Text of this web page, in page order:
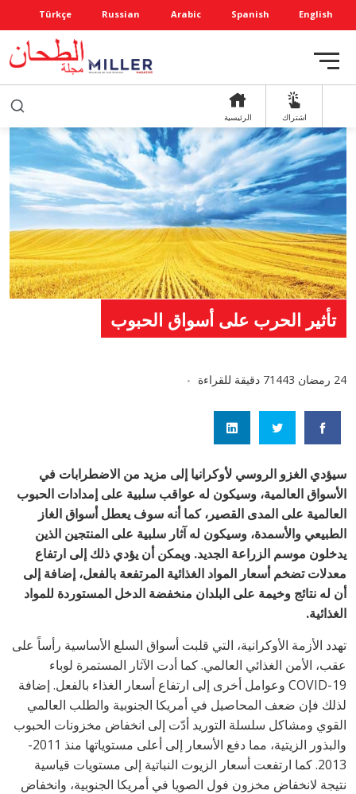
English
Spanish
Arabic
Russian
Türkçe
اشتراك الرئيسية
تأثير الحرب على أسواق الحبوب
24 رمضان 1443 7 دقيقة للقراءة
سيؤدي الغزو الروسي لأوكرانيا إلى مزيد من الاضطرابات في
الأسواق العالمية، وسيكون له عواقب سلبية على إمدادات الحبوب
العالمية على المدى القصير، كما أنه سوف يعطل أسواق الغاز
الطبيعي والأسمدة، وسيكون له آثار سلبية على المنتجين الذين
يدخلون موسم الزراعة الجديد. ويمكن أن يؤدي ذلك إلى ارتفاع
معدلات تضخم أسعار المواد الغذائية المرتفعة بالفعل، إضافة إلى
أن له نتائج وخيمة على البلدان منخفضة الدخل المستوردة للمواد
الغذائية.
تهدد الأزمة الأوكرانية، التي قلبت أسواق السلع الأساسية رأساً على
عقب، الأمن الغذائي العالمي. كما أدت الآثار المستمرة لوباء
COVID-19 وعوامل أخرى إلى ارتفاع أسعار الغذاء بالفعل. إضافة
لذلك فإن ضعف المحاصيل في أمريكا الجنوبية والطلب العالمي
القوي ومشاكل سلسلة التوريد أدّت إلى انخفاض مخزونات الحبوب
والبذور الزيتية، مما دفع الأسعار إلى أعلى مستوياتها منذ 2011-
2013. كما ارتفعت أسعار الزيوت النباتية إلى مستويات قياسية
نتيجة لانخفاض مخزون فول الصويا في أمريكا الجنوبية، وانخفاض